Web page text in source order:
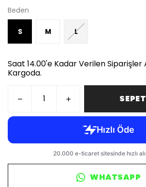
Beden
S M L
Saat 14.00'e Kadar Verilen Siparişler
Kargoda.
WHATSAPP